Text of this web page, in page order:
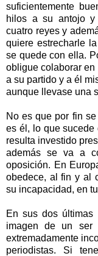
suficientemente
hilos a su antojo y
cuatro reyes y
quiere estrecharle
se quede con ella.
obligue colaborar
a su partido y a él
aunque llevase una
No es que por fin
es él, lo que sucede
resulta investido
además se va a
oposición. En
obedece, al fin y al
su incapacidad, en
En sus dos últimas
imagen de un ser
extremadamente
periodistas. Si